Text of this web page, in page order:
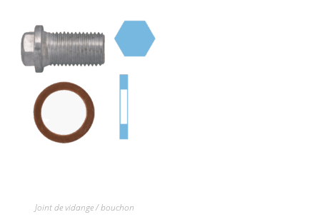
Joint de vidange / bouchon